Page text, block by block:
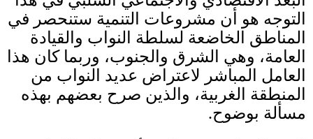
التوجه هو أن مشروعات التنمية ستنحصر في
المناطق الخاضعة لسلطة النواب والقيادة
العامة، وهي الشرق والجنوب، وربما كان هذا
العامل المباشر لاعتراض عديد النواب من
المنطقة الغربية، والذين صرح بعضهم بهذه
مسألة بوضوح.